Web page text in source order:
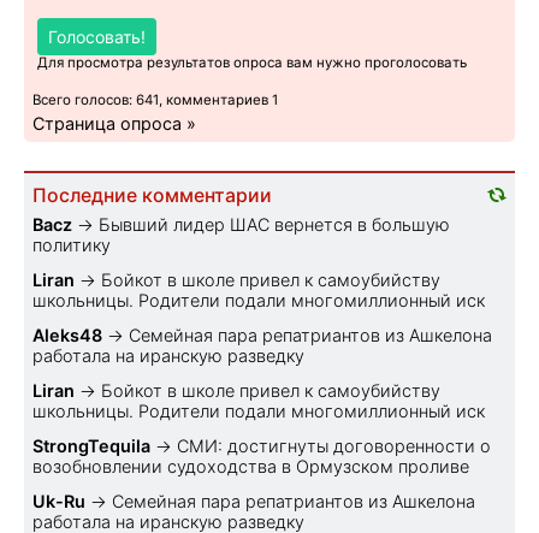
Голосовать!
Для просмотра результатов опроса вам нужно проголосовать
Всего голосов: 641, комментариев 1
Страница опроса »
Последние комментарии
Bacz → Бывший лидер ШАС вернется в большую
политику
Liran → Бойкот в школе привел к самоубийству
школьницы. Родители подали многомиллионный иск
Aleks48 → Семейная пара репатриантов из Ашкелона
работала на иранскую разведку
Liran → Бойкот в школе привел к самоубийству
школьницы. Родители подали многомиллионный иск
StrongTequila → СМИ: достигнуты договоренности о
возобновлении судоходства в Ормузском проливе
Uk-Ru → Семейная пара репатриантов из Ашкелона
работала на иранскую разведку